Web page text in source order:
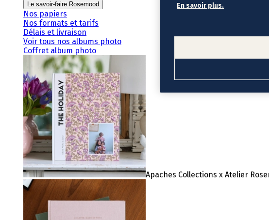
Le savoir-faire Rosemood
Nos papiers
Nos formats et tarifs
Délais et livraison
Voir tous nos albums photo
Coffret album photo
Apaches Collections x Atelier
En savoir plus.